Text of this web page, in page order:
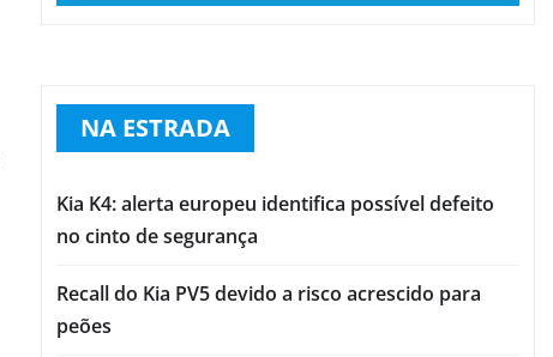
NA ESTRADA
Kia K4: alerta europeu identifica possível defeito
no cinto de segurança
Recall do Kia PV5 devido a risco acrescido para
peões